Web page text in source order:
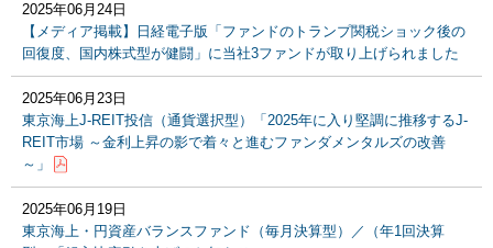
2025年06月24日
【メディア掲載】日経電子版「ファンドのトランプ関税ショック後の
回復度、国内株式型が健闘」に当社3ファンドが取り上げられました
2025年06月23日
東京海上J-REIT投信（通貨選択型）「2025年に入り堅調に推移するJ-
REIT市場 ～金利上昇の影で着々と進むファンダメンタルズの改善
～」
2025年06月19日
東京海上・円資産バランスファンド（毎月決算型）／（年1回決算